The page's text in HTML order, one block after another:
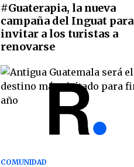
#Guaterapia, la nueva
campaña del Inguat para
invitar a los turistas a
renovarse
COMUNIDAD